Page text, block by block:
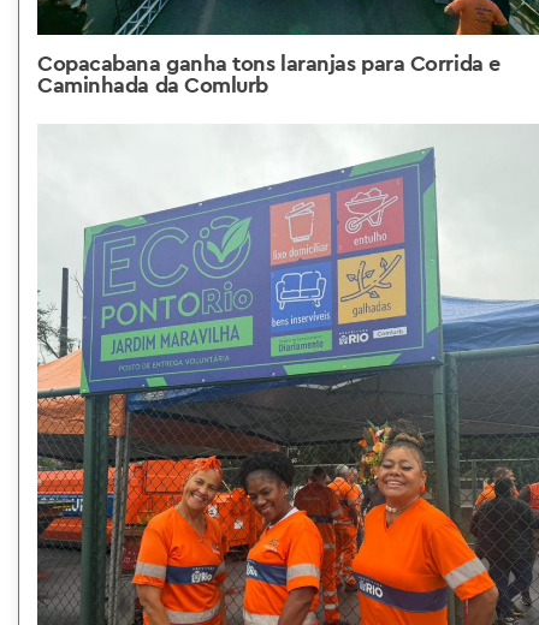
Copacabana ganha tons laranjas para Corrida e
Caminhada da Comlurb